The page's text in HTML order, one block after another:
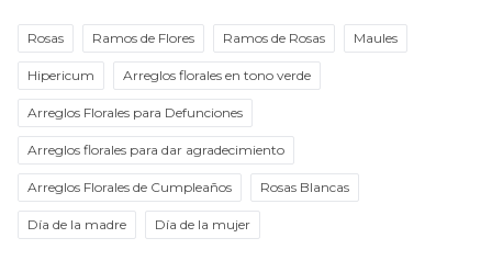
Rosas Ramos de Flores Ramos de Rosas Maules
Hipericum Arreglos florales en tono verde
Arreglos Florales para Defunciones
Arreglos florales para dar agradecimiento
Arreglos Florales de Cumpleaños Rosas Blancas
Día de la madre Día de la mujer